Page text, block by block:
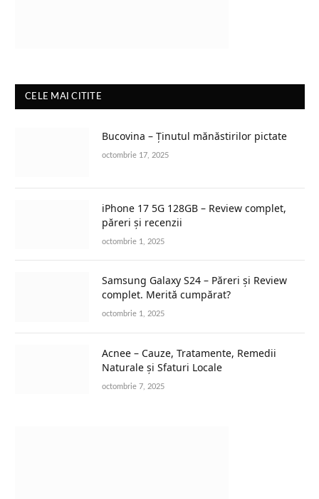
CELE MAI CITITE
Bucovina – Ținutul mănăstirilor pictate
octombrie 17, 2025
iPhone 17 5G 128GB – Review complet,
păreri și recenzii
octombrie 1, 2025
Samsung Galaxy S24 – Păreri și Review
complet. Merită cumpărat?
octombrie 1, 2025
Acnee – Cauze, Tratamente, Remedii
Naturale și Sfaturi Locale
octombrie 7, 2025